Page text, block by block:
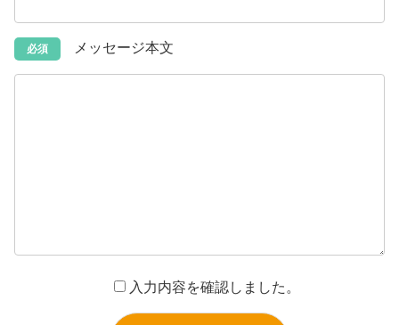
必須 メッセージ本文
入力内容を確認しました。